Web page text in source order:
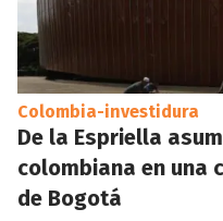
Colombia-investidura
De la Espriella
colombiana en una
de Bogotá